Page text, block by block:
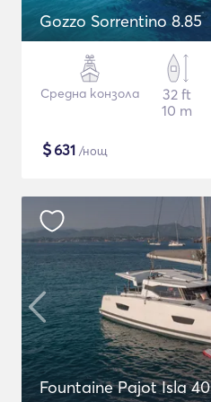
Gozzo Sorrentino 8.85
Средна конзола
32 ft
10 m
$631 /нощ
Fountaine Pajot Isla 40